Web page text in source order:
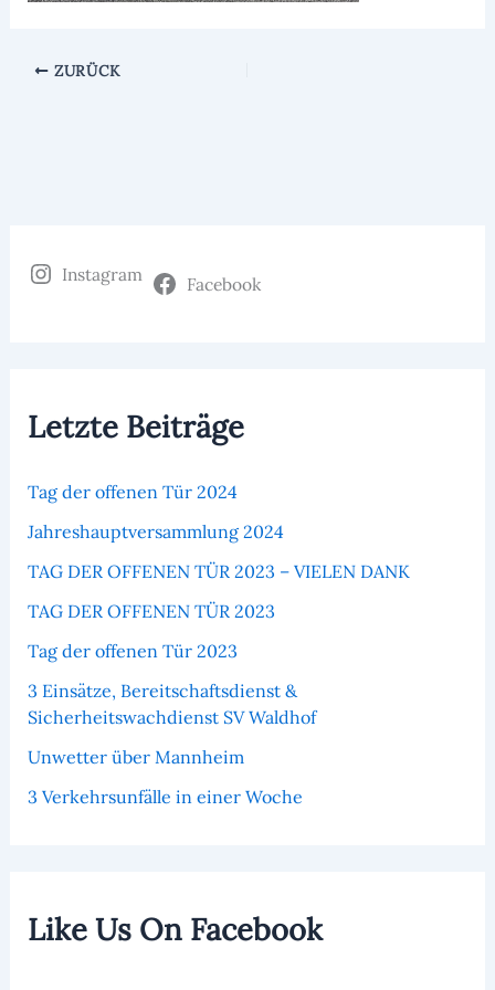
ZURÜCK
Instagram Facebook
Letzte Beiträge
Tag der offenen Tür 2024
Jahreshauptversammlung 2024
TAG DER OFFENEN TÜR 2023 – VIELEN DANK
TAG DER OFFENEN TÜR 2023
Tag der offenen Tür 2023
3 Einsätze, Bereitschaftsdienst &
Sicherheitswachdienst SV Waldhof
Unwetter über Mannheim
3 Verkehrsunfälle in einer Woche
Like Us On Facebook